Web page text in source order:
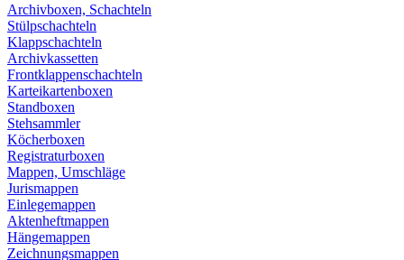
Archivboxen, Schachteln
Stülpschachteln
Klappschachteln
Archivkassetten
Frontklappenschachteln
Karteikartenboxen
Standboxen
Stehsammler
Köcherboxen
Registraturboxen
Mappen, Umschläge
Jurismappen
Einlegemappen
Aktenheftmappen
Hängemappen
Zeichnungsmappen